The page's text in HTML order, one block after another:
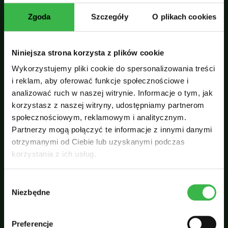
Zgoda Szczegóły O plikach cookies
Niniejsza strona korzysta z plików cookie
Wykorzystujemy pliki cookie do spersonalizowania treści
i reklam, aby oferować funkcje społecznościowe i
analizować ruch w naszej witrynie. Informacje o tym, jak
korzystasz z naszej witryny, udostępniamy partnerom
społecznościowym, reklamowym i analitycznym.
Partnerzy mogą połączyć te informacje z innymi danymi
otrzymanymi od Ciebie lub uzyskanymi podczas
korzystania z ich usług.
Niezbędne
Preferencje
miasta stworzono właściwie małe
miasteczko, w którym każdy znajdzie coś dla
siebie – także rodziny z dzieciakami.
Morris Thompson Cultural & Visitors Center
to kolejne ciekawe miejsce na mapie
Fairbanks, do którego każdy odwiedzający
powinien zajrzeć. Oprócz interesujących
historii oraz olbrzymiej dawki wiedzy do
zdobycia, centrum oferuje także regularne
projekcje filmów dotyczących zarówno
Interioru, jak i całej Alaski.
Museum of the North
Uniwersytetu w Fairbanks i oferuje olbrzymią